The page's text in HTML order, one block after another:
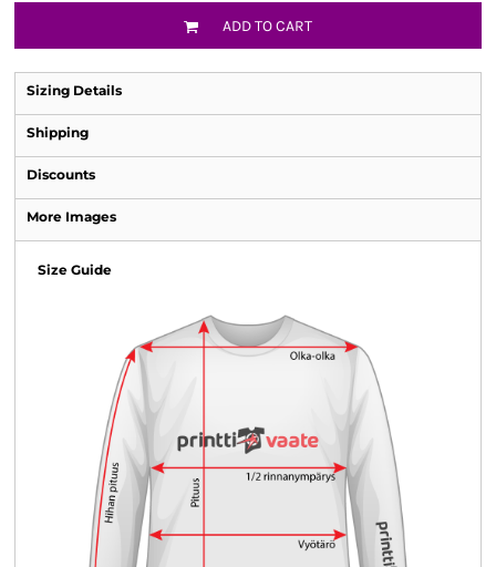
ADD TO CART
Sizing Details
Shipping
Discounts
More Images
Size Guide